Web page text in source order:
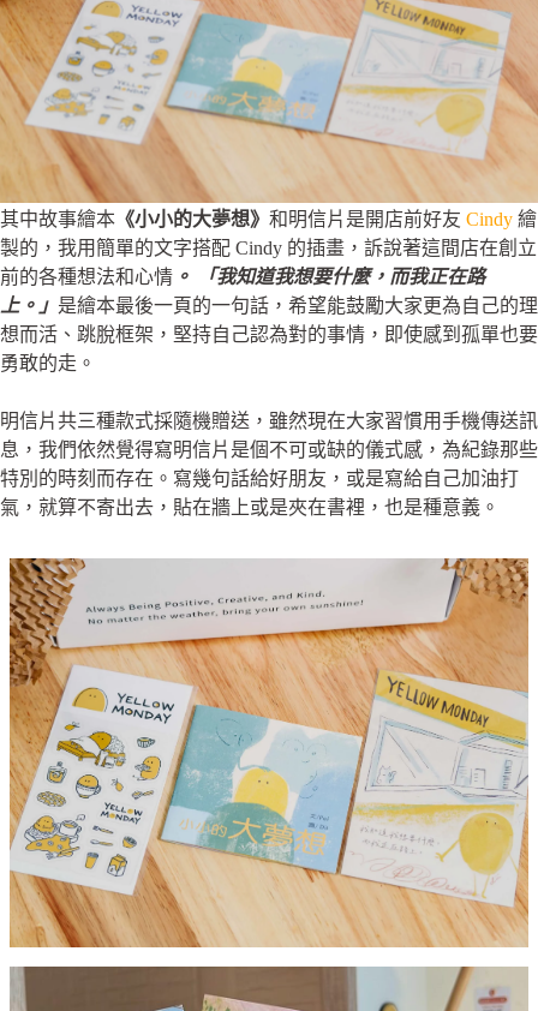
其中故事繪本 《小小的大夢想》 和明信片是開店前好友 Cindy 繪
製的，我用簡單的文字搭配 Cindy 的插畫，訴說著這間店在創立
前的各種想法和心情 。 「我知道我想要什麼，而我正在路
上。」 是繪本最後一頁的一句話，希望能鼓勵大家更為自己的理
想而活、跳脫框架，堅持自己認為對的事情，即使感到孤單也要
勇敢的走。
明信片共三種款式採隨機贈送，雖然現在大家習慣用手機傳送訊
息，我們依然覺得寫明信片是個不可或缺的儀式感，為紀錄那些
特別的時刻而存在。寫幾句話給好朋友，或是寫給自己加油打
氣，就算不寄出去，貼在牆上或是夾在書裡，也是種意義。